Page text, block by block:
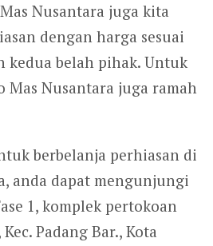
Nusantara juga kita
dengan harga sesuai
kedua belah pihak. Untuk
Mas Nusantara juga ramah
berbelanja perhiasan di
anda dapat mengunjungi
1, komplek pertokoan
Padang Bar., Kota